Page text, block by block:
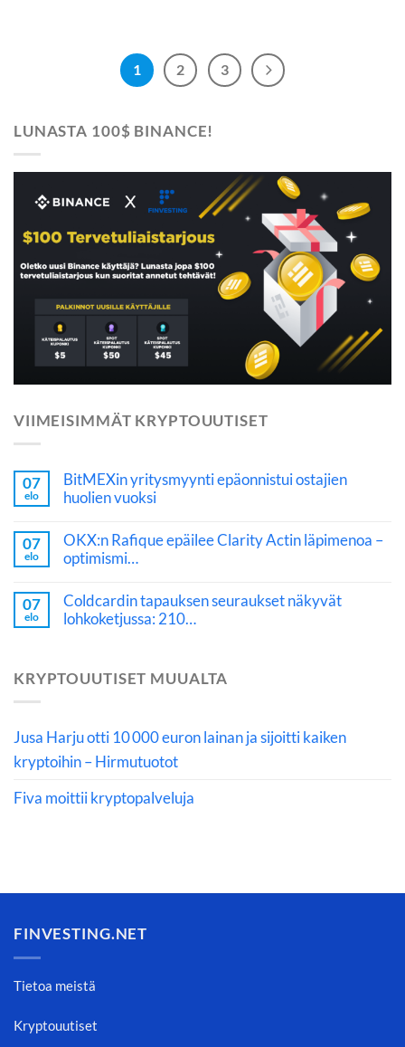
1 2 3
LUNASTA 100$ BINANCE!
VIIMEISIMMÄT KRYPTOUUTISET
07
elo
BitMEXin yritysmyynti epäonnistui ostajien
huolien vuoksi
07
elo
OKX:n Rafique epäilee Clarity Actin läpimenoa –
optimismi…
07
elo
Coldcardin tapauksen seuraukset näkyvät
lohkoketjussa: 210…
KRYPTOUUTISET MUUALTA
Jusa Harju otti 10 000 euron lainan ja sijoitti kaiken
kryptoihin – Hirmutuotot
Fiva moittii kryptopalveluja
FINVESTING.NET
Tietoa meistä
Kryptouutiset